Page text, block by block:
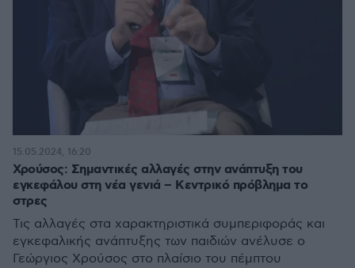
Χρούσος: Σημαντικές αλλαγές στην ανάπτυξη του
εγκεφάλου στη νέα γενιά – Κεντρικό πρόβλημα το
στρες
Τις αλλαγές στα χαρακτηριστικά συμπεριφοράς και
εγκεφαλικής ανάπτυξης των παιδιών ανέλυσε ο
Γεώργιος Χρούσος στο πλαίσιο του πέμπτου
15.05.2024, 16:20